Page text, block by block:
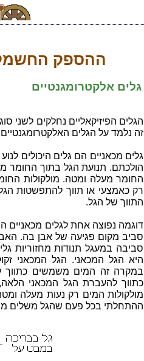
ההספק
גלים אלקטרומגנטיים
הגלים הפיזיקאליים נחלקים לשני
זה נלמד על הגלים
גלים מכאניים הם גלים היכולים
הולכתם. תנועת הגל בתוך החומר
החומר מעלה ומטה. מולקולות
רק כאמצעי או תווך להתפשטות
התווך של הגל.
דוגמה נפוצה אחת לגלים מכאניים
סביב מקום פגיעה של אבן בה.
סביבה במעגל תנודות מחזוריות
היא הגל המכאני. הגל המכאני
במקרה זה המים משמשים
כתווך להעברת הגל המכאני
מולקולות המים רק נעות מעלה
ההתחלתי בכל פעם שהגל משלים